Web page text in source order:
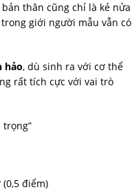
thân cũng chỉ là kẻ nửa
giới người mẫu vẫn có
hảo, dù sinh ra với cơ thể
rất tích cực với vai trò
điểm)